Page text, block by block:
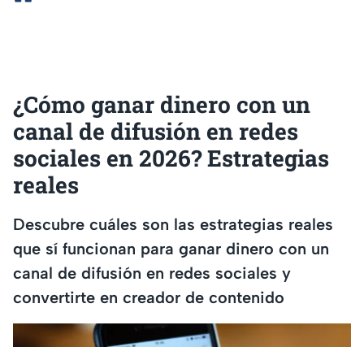
¿Cómo ganar dinero con un
canal de difusión en redes
sociales en 2026? Estrategias
reales
Descubre cuáles son las estrategias reales
que sí funcionan para ganar dinero con un
canal de difusión en redes sociales y
convertirte en creador de contenido